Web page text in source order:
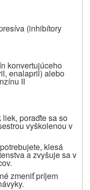
(inhibítory
konvertujúceho
enalapril) alebo
II
poraďte sa so
vyškolenou v
klesá
a zvyšuje sa v
zmeniť príjem